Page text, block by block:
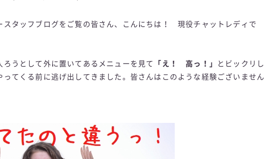
スタッフブログをご覧の皆さん、こんにちは！ 現役チャットレディで
ろうとして外に置いてあるメニューを見て 「え！ 高っ！」
とビックリし
ってくる前に逃げ出してきました。皆さんはこのような経験ございません